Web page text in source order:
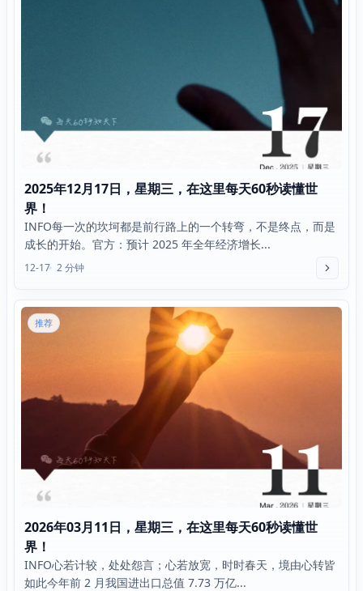
2025年12月17日，星期三，在这里每天60秒读懂世
界！
INFO每一次的坎坷都是前行路上的一个转弯，不是终点，而是
成长的开始。官方：预计 2025 年全年经济增长...
12-17 2 分钟
推荐
2026年03月11日，星期三，在这里每天60秒读懂世
界！
INFO心若计较，处处怨言；心若放宽，时时春天，境由心转皆
如此今年前 2 月我国进出口总值 7.73 万亿...